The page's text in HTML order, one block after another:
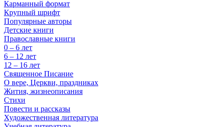
Карманный формат
Крупный шрифт
Популярные авторы
Детские книги
Православные книги
0 – 6 лет
6 – 12 лет
12 – 16 лет
Священное Писание
О вере, Церкви, праздниках
Жития, жизнеописания
Стихи
Повести и рассказы
Художественная литература